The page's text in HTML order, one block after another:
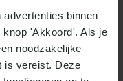
binnen
knop 'Akkoord'. Als je
noodzakelijke
is vereist. Deze
0 0